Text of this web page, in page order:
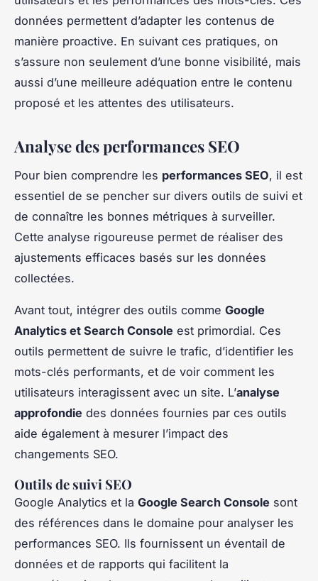
données permettent d’adapter les contenus de
manière proactive. En suivant ces pratiques, on
s’assure non seulement d’une bonne visibilité, mais
aussi d’une meilleure adéquation entre le contenu
proposé et les attentes des utilisateurs.
Analyse des performances SEO
Pour bien comprendre les performances SEO, il est
essentiel de se pencher sur divers outils de suivi et
de connaître les bonnes métriques à surveiller.
Cette analyse rigoureuse permet de réaliser des
ajustements efficaces basés sur les données
collectées.
Avant tout, intégrer des outils comme Google
Analytics et Search Console est primordial. Ces
outils permettent de suivre le trafic, d’identifier les
mots-clés performants, et de voir comment les
utilisateurs interagissent avec un site. L’analyse
approfondie des données fournies par ces outils
aide également à mesurer l’impact des
changements SEO.
Outils de suivi SEO
Google Analytics et la Google Search Console sont
des références dans le domaine pour analyser les
performances SEO. Ils fournissent un éventail de
données et de rapports qui facilitent la